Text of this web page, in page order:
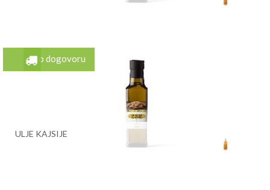
Po dogovoru
ULJE KAJSIJE